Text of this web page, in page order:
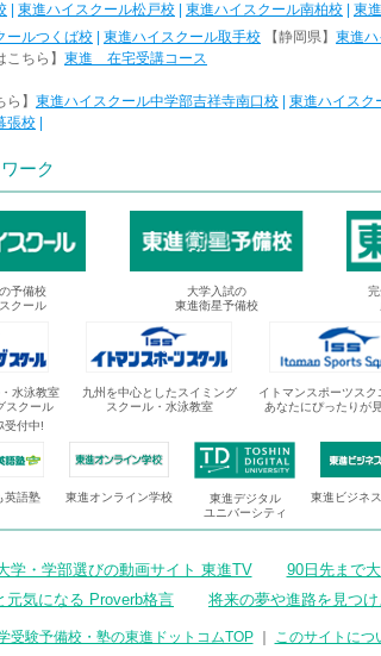
東進ハイスクール松戸校 東進ハイスクール南柏校
東
ールつくば校 東進ハイスクール取手校 【静岡県】 東進
ちら】 東進 在宅受講コース
】 東進ハイスクール中学部吉祥寺南口校 東進ハイスク
張校
ーク
予備校
クール
大学入試の
東進衛星予備校
水泳教室
スクール
受付中!
九州を中心としたスイミング
スクール・水泳教室
イトマンスポーツスク
あなたにぴったりが
英語塾 東進オンライン学校
東進デジタル
ユニバーシティ
東進ビジネ
学・学部選びの動画サイト 東進TV 90日先まで
元気になる Proverb格言
将来の夢や進路を見つ
受験予備校・塾の東進ドットコムTOP｜ このサイトにつ